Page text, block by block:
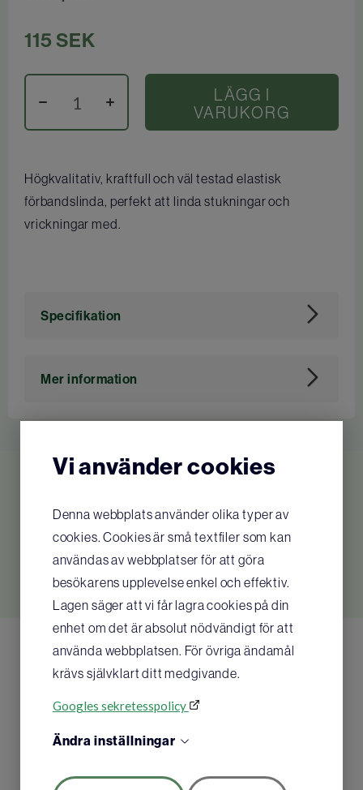
Vi använder cookies
Denna webbplats använder olika typer av
cookies. Cookies är små textfiler som kan
användas av webbplatser för att göra
besökarens upplevelse enkel och effektiv.
Lagen säger att vi får lagra cookies på din
enhet om det är absolut nödvändigt för att
använda webbplatsen. För övriga ändamål
krävs självklart ditt medgivande.
Googles sekretesspolicy
Ändra inställningar
115 SEK
LÄGG I
VARUKORG
Högkvalitativ, kraftfull och väl testad elastisk
förbandslinda, perfekt att linda stukningar och
vrickningar med.
Specifikation
Mer information
Tidigare artikelnummer för Dahl: 9011350
ändringar utan förvarning.
Inga relaterade produkter hittades